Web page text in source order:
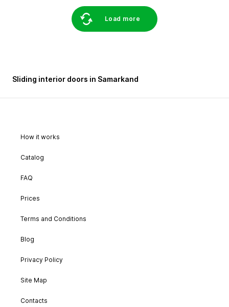
Load more
Sliding interior doors in Samarkand
How it works
Catalog
FAQ
Prices
Terms and Conditions
Blog
Privacy Policy
Site Map
Contacts